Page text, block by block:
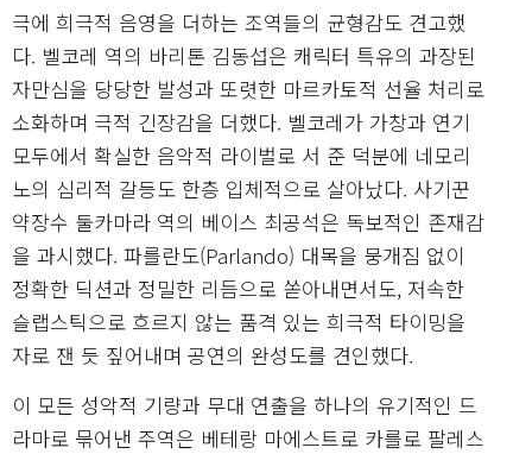
극에 희극적 음영을 더하는 조역들의 균형감도 견고했
다. 벨코레 역의 바리톤 김동섭은 캐릭터 특유의 과장된
자만심을 당당한 발성과 또렷한 마르카토적 선율 처리로
소화하며 극적 긴장감을 더했다. 벨코레가 가창과 연기
모두에서 확실한 음악적 라이벌로 서 준 덕분에 네모리
노의 심리적 갈등도 한층 입체적으로 살아났다. 사기꾼
약장수 둘카마라 역의 베이스 최공석은 독보적인 존재감
을 과시했다. 파를란도(Parlando) 대목을 뭉개짐 없이
정확한 딕션과 정밀한 리듬으로 쏟아내면서도, 저속한
슬랩스틱으로 흐르지 않는 품격 있는 희극적 타이밍을
자로 잰 듯 짚어내며 공연의 완성도를 견인했다.
이 모든 성악적 기량과 무대 연출을 하나의 유기적인 드
라마로 묶어낸 주역은 베테랑 마에스트로 카를로 팔레스